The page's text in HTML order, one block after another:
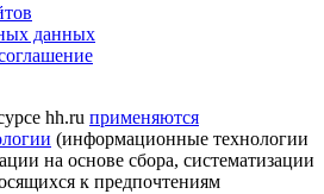
данных
hh.ru применяются
(информационные технологии
на основе сбора, систематизации
к предпочтениям